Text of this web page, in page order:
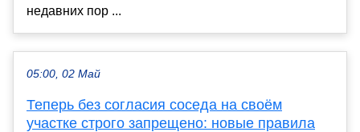
недавних пор ...
05:00, 02 Май
Теперь без согласия соседа на своём
участке строго запрещено: новые правила